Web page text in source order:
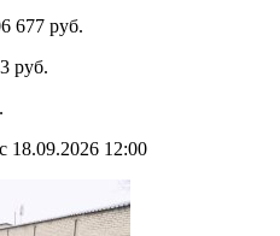
677 руб.
руб.
с 18.09.2026 12:00